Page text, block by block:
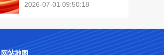
2026-07-01 09:50:18
网站地图